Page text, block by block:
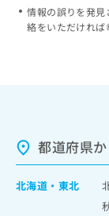
情報の誤りを発見
絡をいただければ
都道府県
北海道 ・ 東北